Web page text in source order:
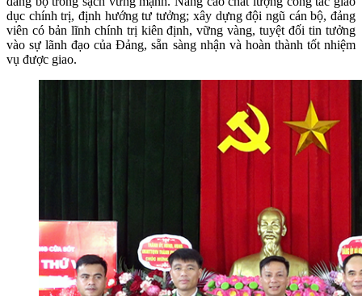
dục chính trị, định hướng tư tưởng; xây dựng đội ngũ cán bộ, đảng
viên có bản lĩnh chính trị kiên định, vững vàng, tuyệt đối tin tưởng
vào sự lãnh đạo của Đảng, sẵn sàng nhận và hoàn thành tốt nhiệm
vụ được giao.